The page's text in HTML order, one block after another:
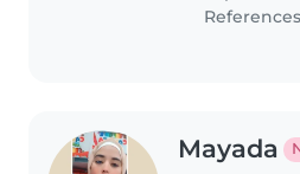
بالأنشطة
Mayada